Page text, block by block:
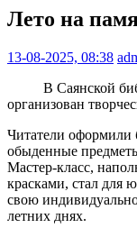
Лето на
13-08-2025, 08:38
В Саянской
организован
Читатели оформили
обыденные
Мастер-класс,
красками, стал для
свою
летних днях.